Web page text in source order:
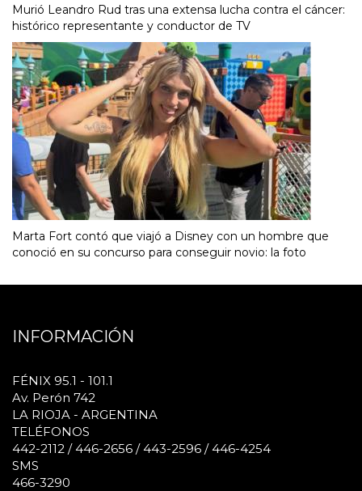
Murió Leandro Rud tras una extensa lucha contra el cáncer:
histórico representante y conductor de TV
Marta Fort contó que viajó a Disney con un hombre que
conoció en su concurso para conseguir novio: la foto
INFORMACIÓN
FÉNIX 95.1 - 101.1
Av. Perón 742
LA RIOJA - ARGENTINA
TELÉFONOS
442-2112 / 446-2656 / 443-2596 / 446-4254
SMS
466-3290